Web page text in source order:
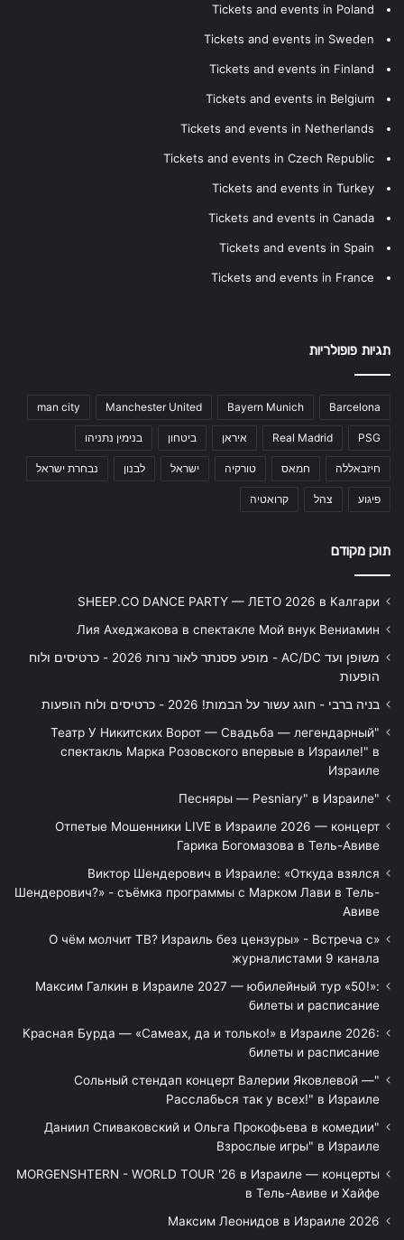
Tickets and events in Poland
Tickets and events in Sweden
Tickets and events in Finland
Tickets and events in Belgium
Tickets and events in Netherlands
Tickets and events in Czech Republic
Tickets and events in Turkey
Tickets and events in Canada
Tickets and events in Spain
Tickets and events in France
תגיות פופולריות
Barcelona
Bayern Munich
Manchester United
man city
PSG
Real Madrid איראן ביטחון בנימין נתניהו
חיזבאללה חמאס טורקיה ישראל לבנון נבחרת ישראל
פיגוע צהל קרואטיה
תוכן מקודם
SHEEP.CO DANCE PARTY — ЛЕТО 2026 в Калгари
Лия Ахеджакова в спектакле Мой внук Вениамин
משופן ועד AC/DC - מופע פסנתר לאור נרות 2026 - כרטיסים ולוח
הופעות
בניה ברבי - חוגג עשור על הבמות! 2026 - כרטיסים ולוח הופעות
"Театр У Никитских Ворот — Свадьба — легендарный
спектакль Марка Розовского впервые в Израиле!" в
Израиле
"Песняры — Pesniary" в Израиле
Отпетые Мошенники LIVE в Израиле 2026 — концерт
Гарика Богомазова в Тель-Авиве
Виктор Шендерович в Израиле: «Откуда взялся
Шендерович?» - съёмка программы с Марком Лави в Тель-
Авиве
«О чём молчит ТВ? Израиль без цензуры» - Встреча с
журналистами 9 канала
Максим Галкин в Израиле 2027 — юбилейный тур «50!»:
билеты и расписание
Красная Бурда — «Самеах, да и только!» в Израиле 2026:
билеты и расписание
"Сольный стендап концерт Валерии Яковлевой —
Расслабься так у всех!" в Израиле
"Даниил Спиваковский и Ольга Прокофьева в комедии
Взрослые игры" в Израиле
MORGENSHTERN - WORLD TOUR '26 в Израиле — концерты
в Тель-Авиве и Хайфе
Максим Леонидов в Израиле 2026